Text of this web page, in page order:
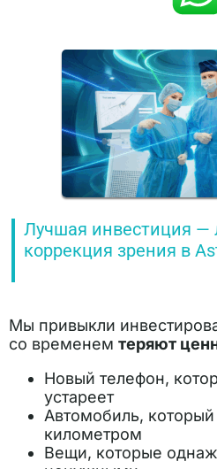
Лучшая инвестиция —
коррекция зрения в
Мы привыкли
со временем теряют
Новый телефон,
устареет
Автомобиль,
километром
Вещи, которые